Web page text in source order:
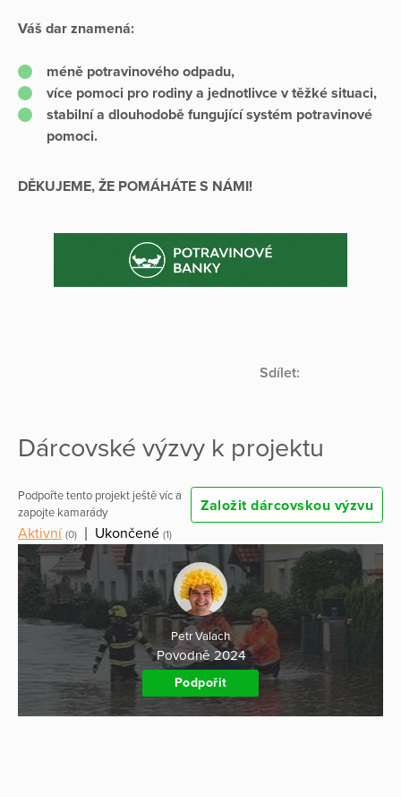
Váš dar znamená:
méně potravinového odpadu,
více pomoci pro rodiny a jednotlivce v těžké situaci,
stabilní a dlouhodobě fungující systém potravinové
pomoci.
DĚKUJEME, ŽE POMÁHÁTE S NÁMI!
Sdílet:
Dárcovské výzvy k projektu
Podpořte tento projekt ještě víc a
zapojte kamarády
Založit dárcovskou výzvu
Aktivní (0) | Ukončené (1)
Petr Valach
Povodně 2024
Podpořit